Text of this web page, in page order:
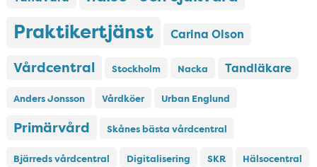
Praktikertjänst Carina Olson
Vårdcentral Stockholm Nacka Tandläkare
Anders Jonsson Vårdköer Urban Englund
Primärvård Skånes bästa vårdcentral
Bjärreds vårdcentral Digitalisering SKR Hälsocentral